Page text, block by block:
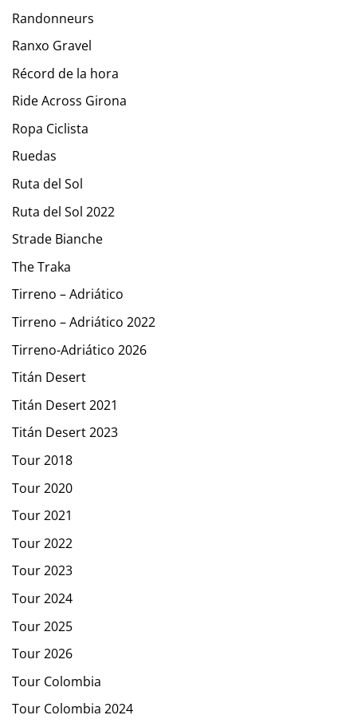
Randonneurs
Ranxo Gravel
Récord de la hora
Ride Across Girona
Ropa Ciclista
Ruedas
Ruta del Sol
Ruta del Sol 2022
Strade Bianche
The Traka
Tirreno – Adriático
Tirreno – Adriático 2022
Tirreno-Adriático 2026
Titán Desert
Titán Desert 2021
Titán Desert 2023
Tour 2018
Tour 2020
Tour 2021
Tour 2022
Tour 2023
Tour 2024
Tour 2025
Tour 2026
Tour Colombia
Tour Colombia 2024